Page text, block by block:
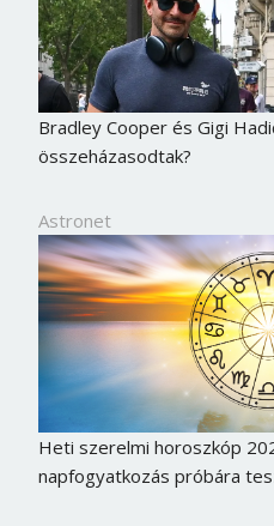
Bradley Cooper és Gigi
összeházasodtak?
Astronet
Heti szerelmi horoszkóp
napfogyatkozás próbára
Jelszó
Mégse